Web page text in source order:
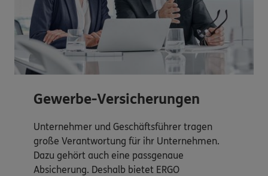
Gewerbe-Versicherungen
Unternehmer und Geschäftsführer tragen
große Verantwortung für ihr Unternehmen.
Dazu gehört auch eine passgenaue
Absicherung. Deshalb bietet ERGO